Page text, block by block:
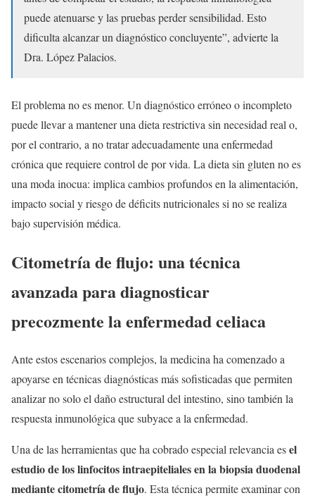
puede atenuarse y las pruebas perder sensibilidad. Esto
dificulta alcanzar un diagnóstico concluyente”, advierte la
Dra. López Palacios.
El problema no es menor. Un diagnóstico erróneo o incompleto
puede llevar a mantener una dieta restrictiva sin necesidad real o,
por el contrario, a no tratar adecuadamente una enfermedad
crónica que requiere control de por vida. La dieta sin gluten no es
una moda inocua: implica cambios profundos en la alimentación,
impacto social y riesgo de déficits nutricionales si no se realiza
bajo supervisión médica.
Citometría de flujo: una técnica
avanzada para diagnosticar
precozmente la enfermedad celiaca
Ante estos escenarios complejos, la medicina ha comenzado a
apoyarse en técnicas diagnósticas más sofisticadas que permiten
analizar no solo el daño estructural del intestino, sino también la
respuesta inmunológica que subyace a la enfermedad.
Una de las herramientas que ha cobrado especial relevancia esel
estudio de los linfocitos intraepiteliales en la biopsia duodenal
mediante citometría de flujo. Esta técnica permite examinar con